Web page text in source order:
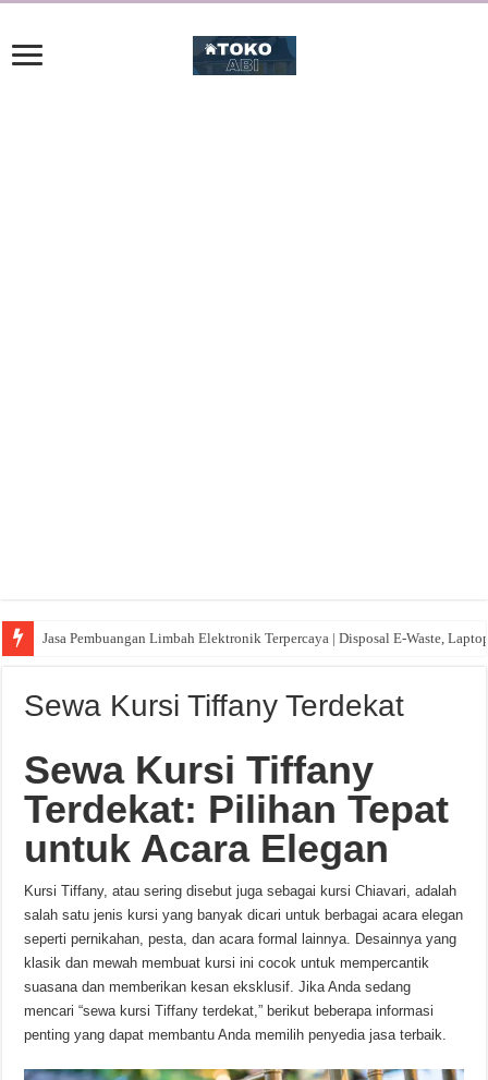
Jasa Pembuangan Limbah Elektronik Terpercaya | Disposal E-Waste,
Sewa Kursi Tiffany Terdekat
Sewa Kursi Tiffany
Terdekat: Pilihan Tepat
untuk Acara Elegan
Kursi Tiffany, atau sering disebut juga sebagai kursi Chiavari, adalah
salah satu jenis kursi yang banyak dicari untuk berbagai acara elegan
seperti pernikahan, pesta, dan acara formal lainnya. Desainnya yang
klasik dan mewah membuat kursi ini cocok untuk mempercantik
suasana dan memberikan kesan eksklusif. Jika Anda sedang
mencari “sewa kursi Tiffany terdekat,” berikut beberapa informasi
penting yang dapat membantu Anda memilih penyedia jasa terbaik.